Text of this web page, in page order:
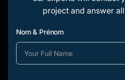
project and answer
Nom & Prénom